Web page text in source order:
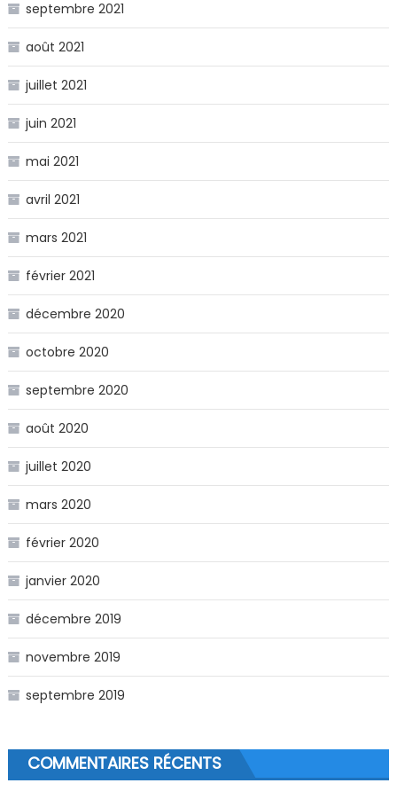
septembre 2021
août 2021
juillet 2021
juin 2021
mai 2021
avril 2021
mars 2021
février 2021
décembre 2020
octobre 2020
septembre 2020
août 2020
juillet 2020
mars 2020
février 2020
janvier 2020
décembre 2019
novembre 2019
septembre 2019
COMMENTAIRES RÉCENTS